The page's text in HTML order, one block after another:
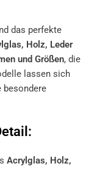
das perfekte
Holz, Leder
und Größen, die
lassen sich
besondere
Acrylglas, Holz,